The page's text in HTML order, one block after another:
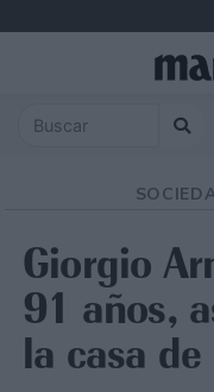
Giorgio
91 años,
la casa